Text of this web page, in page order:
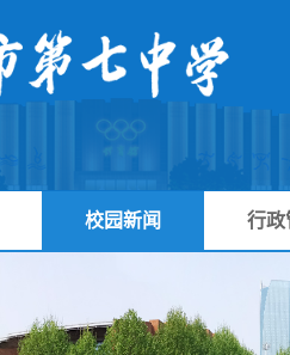
校园新闻 行政